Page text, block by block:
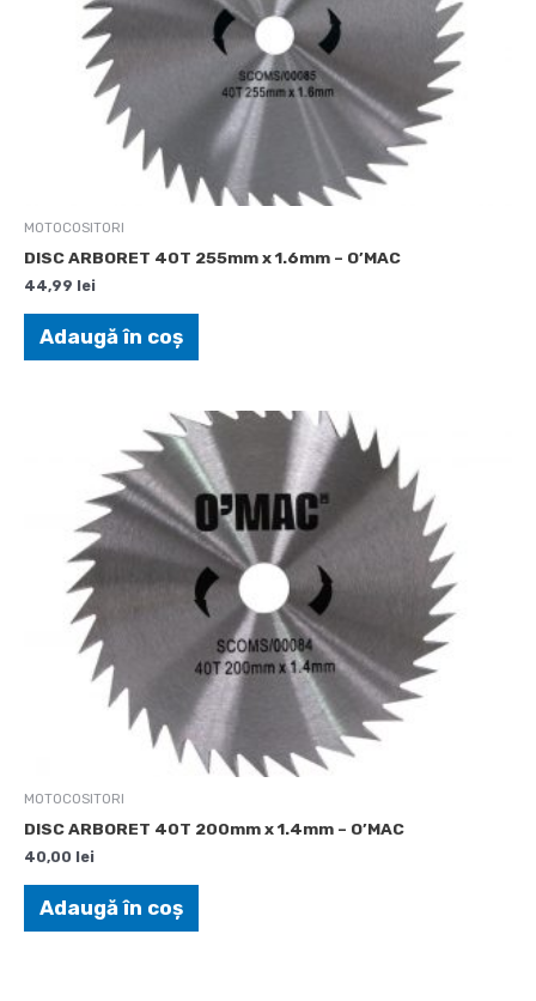
MOTOCOSITORI
DISC ARBORET 40T 255mm x 1.6mm – O’MAC
44,99 lei
Adaugă în coș
MOTOCOSITORI
DISC ARBORET 40T 200mm x 1.4mm – O’MAC
40,00 lei
Adaugă în coș